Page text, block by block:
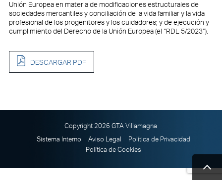
Unión Europea en materia de modificaciones estructurales de
sociedades mercantiles y conciliación de la vida familiar y la vida
profesional de los progenitores y los cuidadores; y de ejecución y
cumplimiento del Derecho de la Unión Europea (el “RDL 5/2023”).
DESCARGAR PDF
Copyright 2026 GTA Villamagna
Sistema Interno Aviso Legal
Política de Privacidad
Política de Cookies